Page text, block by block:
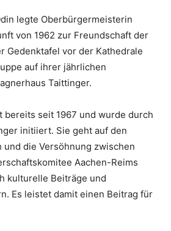
legte Oberbürgermeisterin
von 1962 zur Freundschaft der
Gedenktafel vor der Kathedrale
auf ihrer jährlichen
Taittinger.
seit 1967 und wurde durch
initiiert. Sie geht auf den
die Versöhnung zwischen
Aachen-Reims
kulturelle Beiträge und
Es leistet damit einen Beitrag für